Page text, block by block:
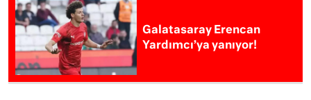
Galatasaray Erencan
Yardımcı’ya yanıyor!